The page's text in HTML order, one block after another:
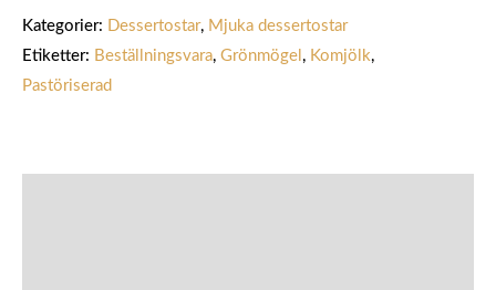
Kategorier: Dessertostar, Mjuka dessertostar
Etiketter: Beställningsvara, Grönmögel , Komjölk,
Pastöriserad